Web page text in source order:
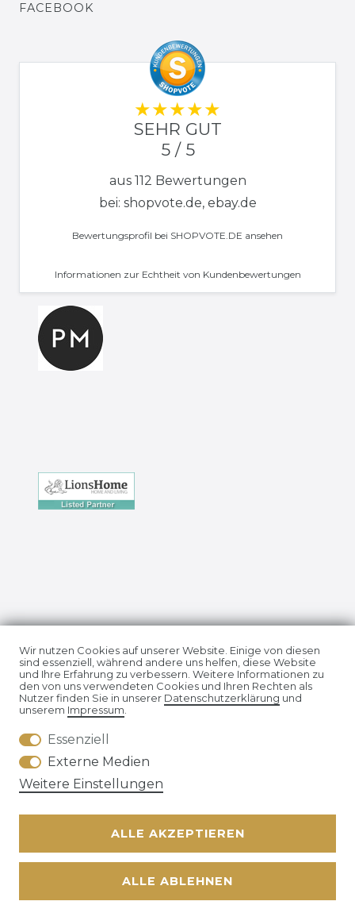
FACEBOOK
SEHR GUT
5 / 5
aus 112 Bewertungen
bei: shopvote.de, ebay.de
Bewertungsprofil bei SHOPVOTE.DE ansehen
Informationen zur Echtheit von Kundenbewertungen
Impressum Daten­schutz­erklärung
AGB
Wir nutzen Cookies auf unserer Website. Einige von diesen
sind essenziell, während andere uns helfen, diese Website
und Ihre Erfahrung zu verbessern. Weitere Informationen zu
den von uns verwendeten Cookies und Ihren Rechten als
Nutzer finden Sie in unserer Daten­schutz­erklärung und
unserem Impressum.
Essenziell
Externe Medien
Weitere Einstellungen
ALLE AKZEPTIEREN
ALLE ABLEHNEN